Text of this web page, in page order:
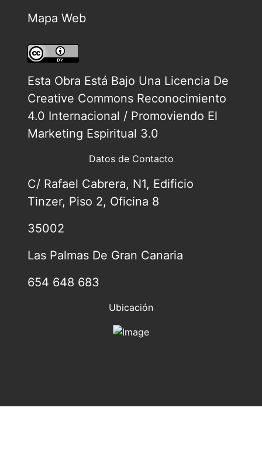
Mapa Web
Esta Obra Está Bajo Una Licencia De
Creative Commons Reconocimiento
4.0 Internacional / Promoviendo El
Marketing Espiritual 3.0
Datos de Contacto
C/ Rafael Cabrera, N1, Edificio
Tinzer, Piso 2, Oficina 8
35002
Las Palmas De Gran Canaria
654 648 683
Ubicación